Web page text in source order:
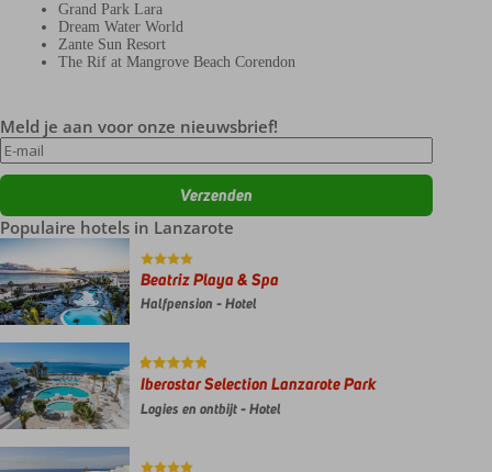
Grand Park Lara
Dream Water World
Zante Sun Resort
The Rif at Mangrove Beach Corendon
Meld je aan voor onze nieuwsbrief!
Populaire hotels in Lanzarote
Beatriz Playa & Spa
Halfpension - Hotel
Iberostar Selection Lanzarote Park
Logies en ontbijt - Hotel